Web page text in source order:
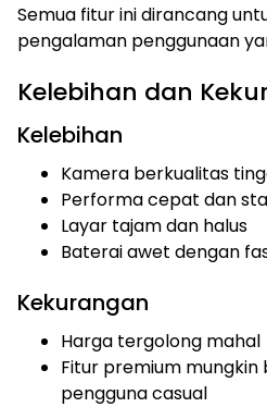
Semua fitur ini dirancang
pengalaman penggunaan
Kelebihan dan
Kelebihan
Kamera berkualitas
Performa cepat dan
Layar tajam dan halus
Baterai awet dengan
Kekurangan
Harga tergolong mahal
Fitur premium
pengguna casual